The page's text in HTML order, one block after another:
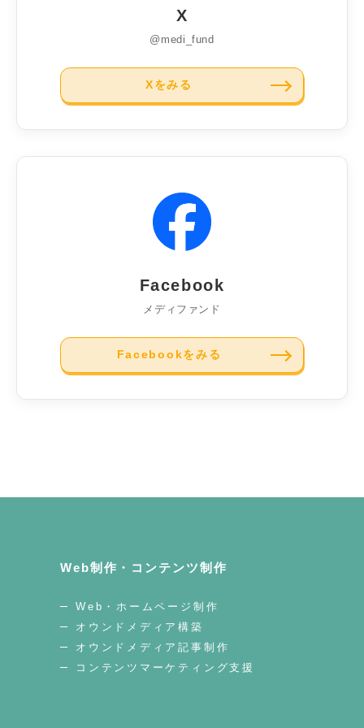
X
@medi_fund
Xをみる
Facebook
メディファンド
Facebookをみる
Web制作・コンテンツ制作
Web・ホームページ制作
オウンドメディア構築
オウンドメディア記事制作
コンテンツマーケティング支援